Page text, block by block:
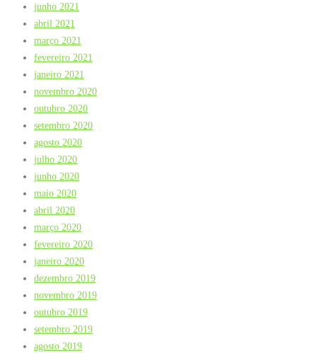
junho 2021
abril 2021
março 2021
fevereiro 2021
janeiro 2021
novembro 2020
outubro 2020
setembro 2020
agosto 2020
julho 2020
junho 2020
maio 2020
abril 2020
março 2020
fevereiro 2020
janeiro 2020
dezembro 2019
novembro 2019
outubro 2019
setembro 2019
agosto 2019